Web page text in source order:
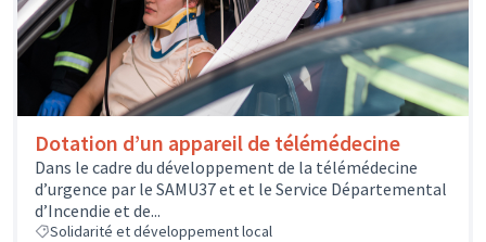
Dotation d’un appareil de télémédecine
Dans le cadre du développement de la télémédecine
d’urgence par le SAMU37 et et le Service Départemental
d’Incendie et de...
Solidarité et développement local